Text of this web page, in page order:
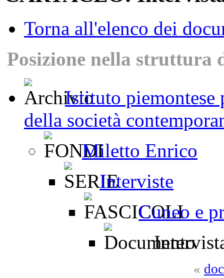
Torna all'elenco dei
Posizione nella struttura
Istituto piemontese
della società
Miletto Enrico
Interviste
Cuneo e
«